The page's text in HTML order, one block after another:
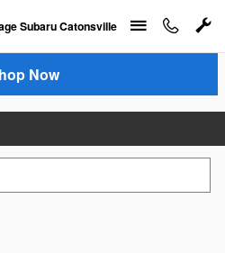
Subaru Catonsville
Now